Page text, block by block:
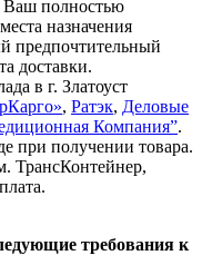
Ваш полностью
назначения
предпочтительный
доставки.
в г. Златоуст
», Ратэк, Деловые
Компания”.
при получении товара.
ТрансКонтейнер,
требования к